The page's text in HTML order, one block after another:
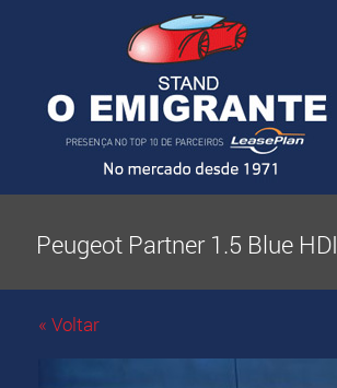
Peugeot Partner 1.5 Blue HDI
« Voltar